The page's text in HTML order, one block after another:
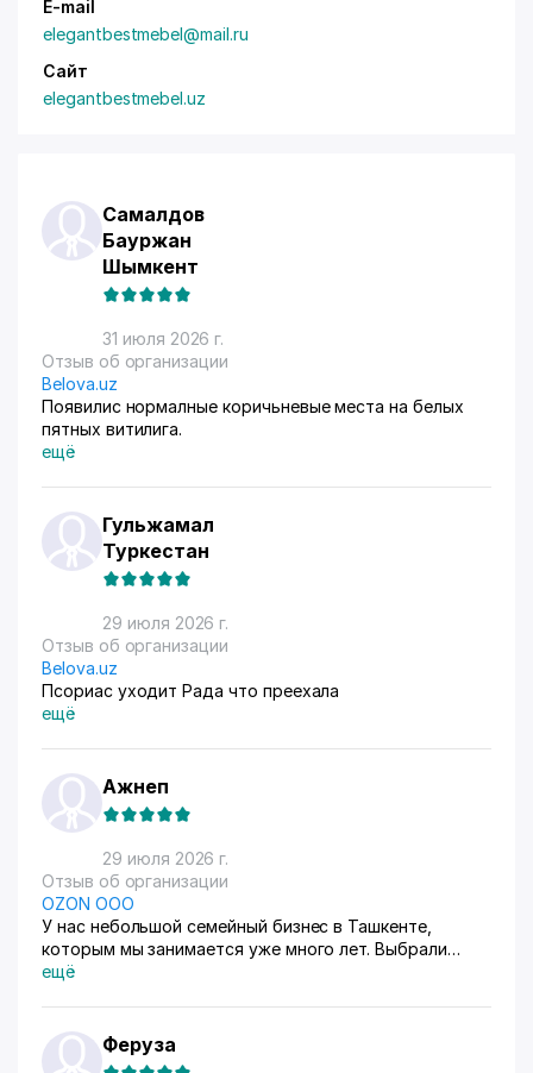
E-mail
elegantbestmebel@mail.ru
Сайт
elegantbestmebel.uz
Самалдов
Бауржан
Шымкент
31 июля 2026 г.
Отзыв об организации
Belova.uz
Появилис нормалные коричьневые места на белых
пятных витилига.
ещё
Гульжамал
Туркестан
29 июля 2026 г.
Отзыв об организации
Belova.uz
Псориас уходит Рада что преехала
ещё
Ажнеп
29 июля 2026 г.
Отзыв об организации
OZON ООО
У нас небольшой семейный бизнес в Ташкенте,
которым мы занимается уже много лет. Выбрали
схему ФБС, для нашего Узбекистана это пока
приема. Покупатели из рахных стран берут, из
России особенно много, узбекский хлопок там
ещё
Феруза